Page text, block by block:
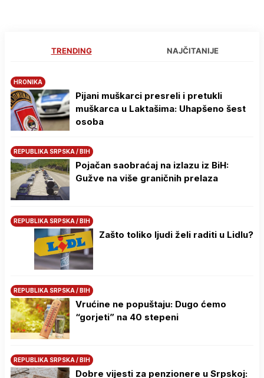
TRENDING NAJČITANIJE
HRONIKA
Pijani muškarci presreli i pretukli
muškarca u Laktašima: Uhapšeno šest
osoba
REPUBLIKA SRPSKA / BIH
Pojačan saobraćaj na izlazu iz BiH:
Gužve na više graničnih prelaza
REPUBLIKA SRPSKA / BIH
Zašto toliko ljudi želi raditi u Lidlu?
REPUBLIKA SRPSKA / BIH
Vrućine ne popuštaju: Dugo ćemo
“gorjeti” na 40 stepeni
REPUBLIKA SRPSKA / BIH
Dobre vijesti za penzionere u Srpskoj: